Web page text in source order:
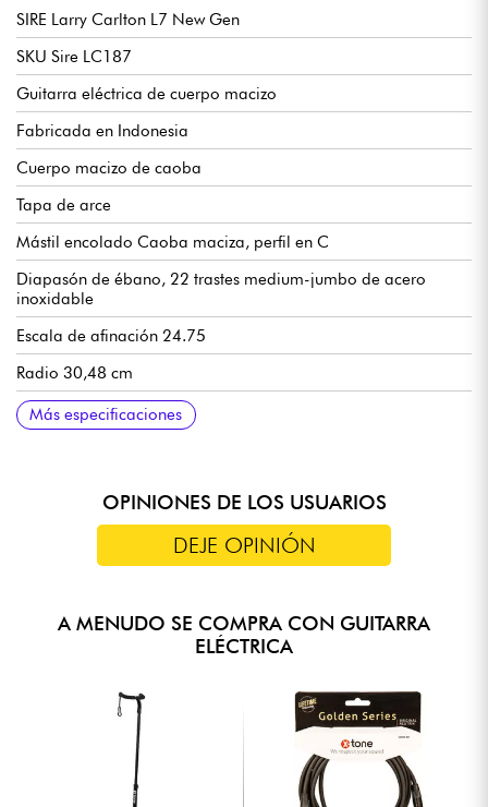
SIRE Larry Carlton L7 New Gen
SKU Sire LC187
Guitarra eléctrica de cuerpo macizo
Fabricada en Indonesia
Cuerpo macizo de caoba
Tapa de arce
Mástil encolado Caoba maciza, perfil en C
Diapasón de ébano, 22 trastes medium-jumbo de acero
inoxidable
Escala de afinación 24.75
Radio 30,48 cm
Anchura de mástil a cejuela 43 mm
Pastillas de doble bobina LC Vintage-2 Humbucker
1 volumen por pastilla, 1 tono por pastilla (push/pull para
coil-split), selector de pastillas de 3x posiciones
Puente Sire Modern Tune-O-Matic
Cordal Sire Stop Bar de aluminio
Clavijas de afinación Sire Premium
Acabado brillante
Más especificaciones
OPINIONES DE LOS USUARIOS
DEJE OPINIÓN
A MENUDO SE COMPRA CON GUITARRA
ELÉCTRICA